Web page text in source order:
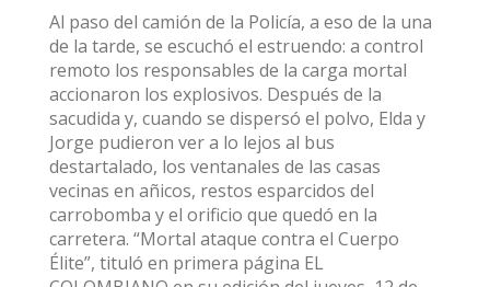
Al paso del camión de la Policía, a eso de la una
de la tarde, se escuchó el estruendo: a control
remoto los responsables de la carga mortal
accionaron los explosivos. Después de la
sacudida y, cuando se dispersó el polvo, Elda y
Jorge pudieron ver a lo lejos al bus
destartalado, los ventanales de las casas
vecinas en añicos, restos esparcidos del
carrobomba y el orificio que quedó en la
carretera. “Mortal ataque contra el Cuerpo
Élite”, tituló en primera página EL